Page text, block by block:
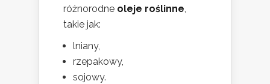
różnorodne oleje roślinne,
takie jak:
lniany,
rzepakowy,
sojowy.